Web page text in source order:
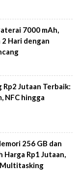
7000 mAh,
Hari dengan
Rp2 Jutaan Terbaik:
NFC hingga
256 GB dan
Harga Rp1 Jutaan,